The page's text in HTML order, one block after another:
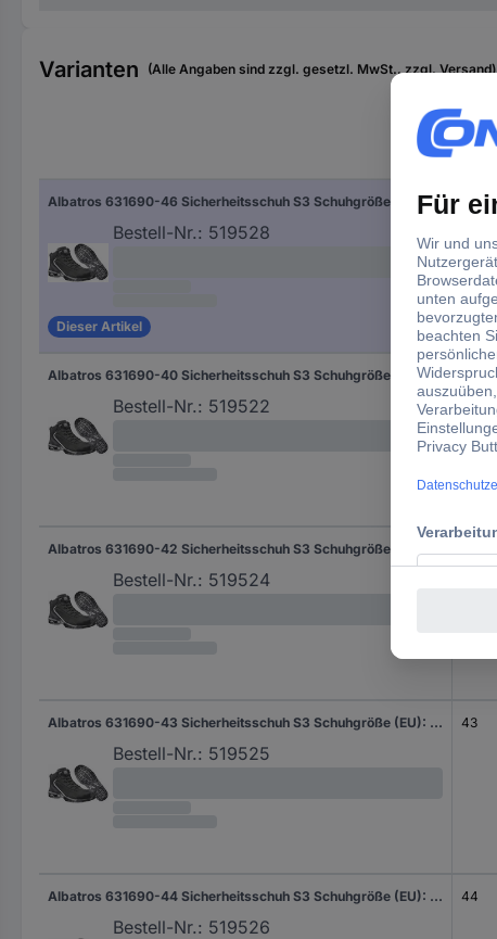
Varianten (Alle Angaben sind zzgl. gesetzl. MwSt., zzgl. Versand)
Albatros 631690-46 Sicherheitsschuh S3 Schuhgröße (EU): 46 Schwarz 1 Paar
Bestell-Nr.: 519528
Dieser Artikel
46
Albatros 631690-40 Sicherheitsschuh S3 Schuhgröße (EU): 40 Schwarz 1 Paar
Bestell-Nr.: 519522
40
Bestell-Nr.: 519524
Albatros 631690-43 Sicherheitsschuh S3 Schuhgröße (EU): 43 Schwarz 1 Paar
Bestell-Nr.: 519525
43
Albatros 631690-44 Sicherheitsschuh S3 Schuhgröße (EU): 44 Schwarz 1 Paar
Bestell-Nr.: 519526
44